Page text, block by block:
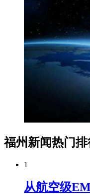
福州新闻热门排
1
从航空级